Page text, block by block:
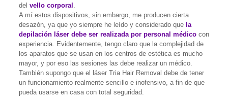
del vello corporal
A mí estos dispositivos, sin embargo, me producen cierta
desazón, ya que yo siempre he leído y considerado que la
depilación láser debe ser realizada por personal médicocon
experiencia. Evidentemente, tengo claro que la complejidad de
los aparatos que se usan en los centros de estética es mucho
mayor, y por eso las sesiones las debe realizar un médico.
También supongo que el láser Tria Hair Removal debe de tener
un funcionamiento realmente sencillo e inofensivo, a fin de que
pueda usarse en casa con total seguridad.